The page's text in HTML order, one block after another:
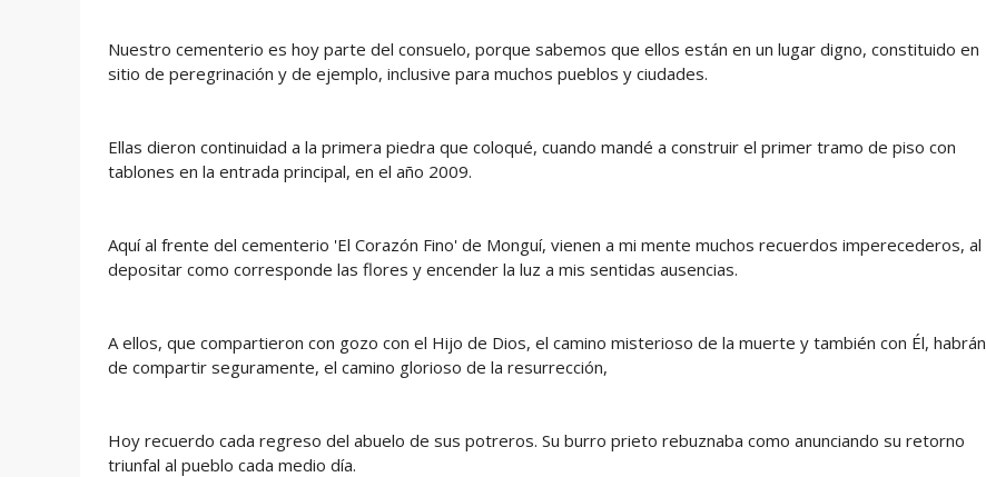
Nuestro cementerio es hoy parte del consuelo, porque sabemos que ellos están en un lugar digno, constituido en
sitio de peregrinación y de ejemplo, inclusive para muchos pueblos y ciudades.
Ellas dieron continuidad a la primera piedra que coloqué, cuando mandé a construir el primer tramo de piso con
tablones en la entrada principal, en el año 2009.
Aquí al frente del cementerio 'El Corazón Fino' de Monguí, vienen a mi mente muchos recuerdos imperecederos, al
depositar como corresponde las flores y encender la luz a mis sentidas ausencias.
A ellos, que compartieron con gozo con el Hijo de Dios, el camino misterioso de la muerte y también con Él, habrán
de compartir seguramente, el camino glorioso de la resurrección,
Hoy recuerdo cada regreso del abuelo de sus potreros. Su burro prieto rebuznaba como anunciando su retorno
triunfal al pueblo cada medio día.